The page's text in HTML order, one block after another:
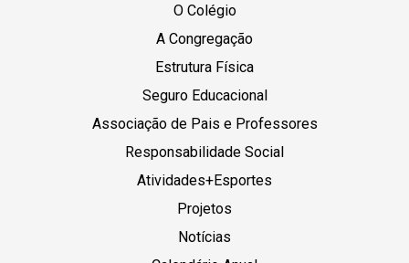
O Colégio
A Congregação
Estrutura Física
Seguro Educacional
Associação de Pais e Professores
Responsabilidade Social
Atividades+Esportes
Projetos
Notícias